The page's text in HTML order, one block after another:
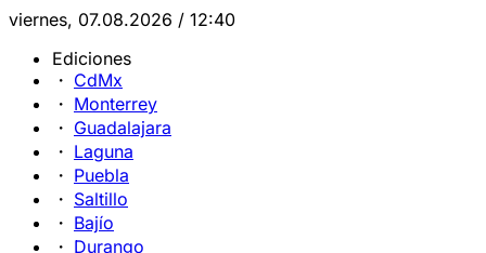
viernes, 07.08.2026 / 12:40
Ediciones
CdMx
Monterrey
Guadalajara
Laguna
Puebla
Saltillo
Bajío
Durango